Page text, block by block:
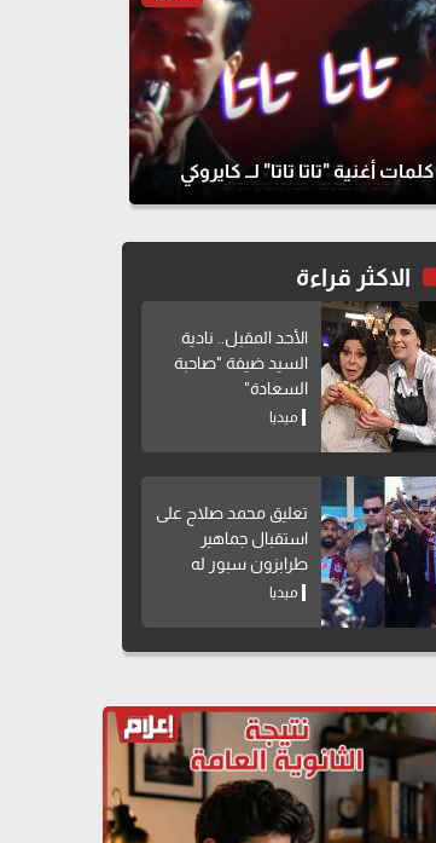
كلمات أغنية "تاتا تاتا" لــ كايروكي
الاكثر قراءة
الأحد المقبل.. نادية
السيد ضيفة "صاحبة
السعادة"
ميديا
تعليق محمد صلاح على
استقبال جماهير
طرابزون سبور له
ميديا